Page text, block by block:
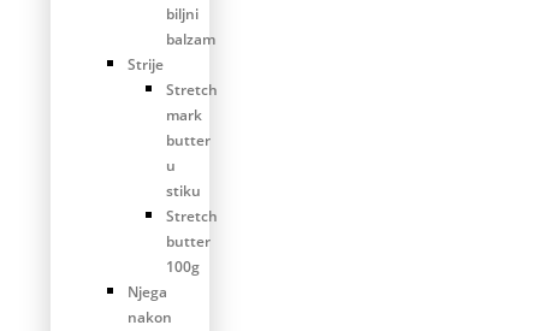
biljni
balzam
Strije
Stretch
mark
butter
u
stiku
Stretch
butter
100g
Njega
nakon